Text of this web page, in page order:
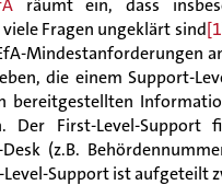
räumt ein, dass
viele Fragen ungeklärt sind
Mindestanforderungen
die einem Support-
bereitgestellten
Der First-Level-Support
Desk (z.B.
Level-Support ist aufgeteilt